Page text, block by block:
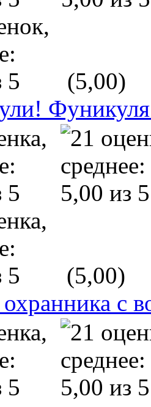
(5,00)
(5,00)
охранника с